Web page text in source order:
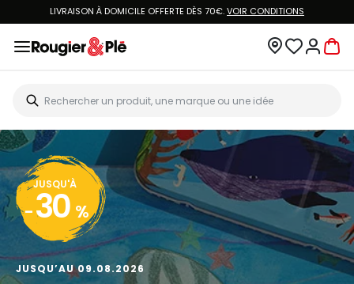
LIVRAISON À DOMICILE OFFERTE DÈS 70€.VOIR CONDITIONS
JUSQU'À
- 30 %
JUSQU’AU 09.08.2026